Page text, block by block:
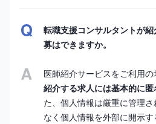
転職支援コンサルタントが
募はできますか。
医師紹介サービスをご利用の
紹介する求人には基本的に匿
た、個人情報は厳重に管理
なく個人情報を外部に開示